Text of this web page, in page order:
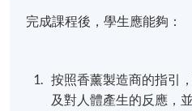
完成課程後，學生應能夠：
按照香薰製造商的指引
及對人體產生的反應，